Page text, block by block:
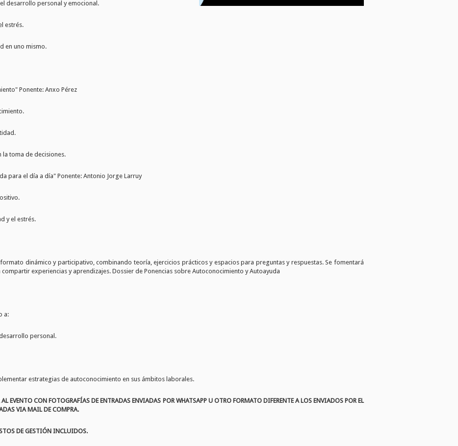
desarrollo personal y emocional.
estrés.
en uno mismo.
Ponente: Anxo Pérez
la toma de decisiones.
para el día a día" Ponente: Antonio Jorge Larruy
y el estrés.
dinámico y participativo, combinando teoría, ejercicios prácticos y espacios para preguntas y respuestas. Se fomentará
compartir experiencias y aprendizajes. Dossier de Ponencias sobre Autoconocimiento y Autoayuda
a:
personal.
estrategias de autoconocimiento en sus ámbitos laborales.
EVENTO CON FOTOGRAFÍAS DE ENTRADAS ENVIADAS POR WHATSAPP U OTRO FORMATO DIFERENTE A LOS ENVIADOS POR EL
VIA MAIL DE COMPRA.
DE GESTIÓN INCLUIDOS.